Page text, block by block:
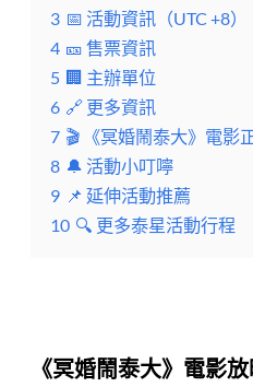
3 📅 活動資訊（UTC +8）
4 🎫 售票資訊
5 🏢 主辦單位
6 🔗 更多資訊
7 🎬 《冥婚鬧泰大》電影
8 🔔 活動小叮嚀
9 📌 延伸活動推薦
10 🔍 更多泰星活動行程
《冥婚鬧泰大》電影